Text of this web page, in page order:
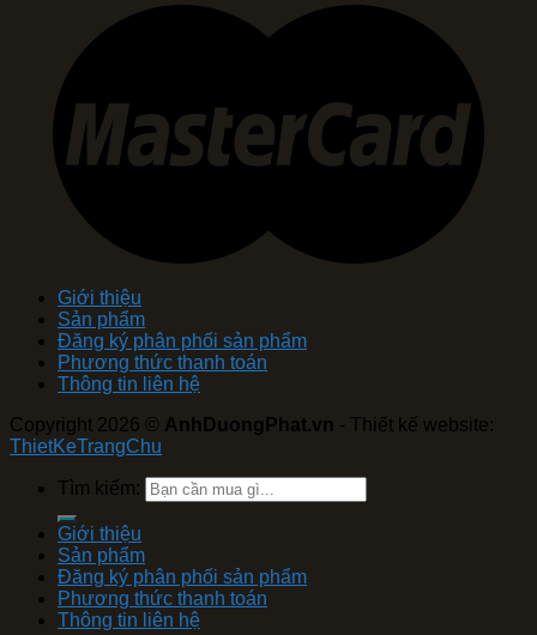
Giới thiệu
Sản phẩm
Đăng ký phân phối sản phẩm
Phương thức thanh toán
Thông tin liên hệ
Copyright 2026 © AnhDuongPhat.vn - Thiết kế website:
ThietKeTrangChu
Tìm kiếm:
Giới thiệu
Sản phẩm
Đăng ký phân phối sản phẩm
Phương thức thanh toán
Thông tin liên hệ